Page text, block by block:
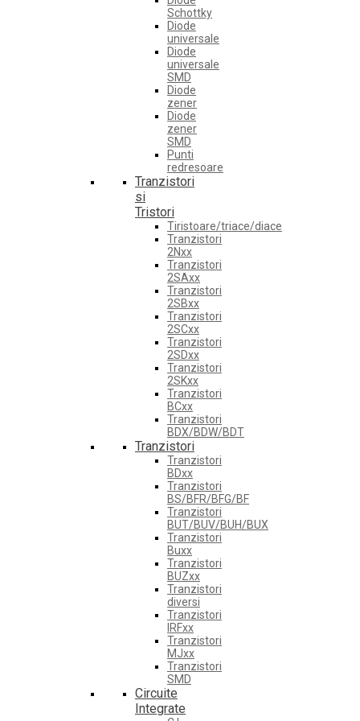
Schottky
Diode
universale
Diode
universale
SMD
Diode
zener
Diode
zener
SMD
Punti
redresoare
Tranzistori
si
Tristori
Tiristoare/triace/diace
Tranzistori
2Nxx
Tranzistori
2SAxx
Tranzistori
2SBxx
Tranzistori
2SCxx
Tranzistori
2SDxx
Tranzistori
2SKxx
Tranzistori
BCxx
Tranzistori
BDX/BDW/BDT
Tranzistori
Tranzistori
BDxx
Tranzistori
BS/BFR/BFG/BF
Tranzistori
BUT/BUV/BUH/BUX
Tranzistori
Buxx
Tranzistori
BUZxx
Tranzistori
diversi
Tranzistori
IRFxx
Tranzistori
MJxx
Tranzistori
SMD
Circuite
Integrate